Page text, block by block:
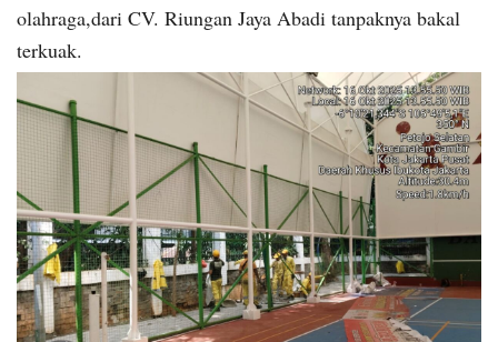
olahraga,dari CV. Riungan Jaya Abadi tanpaknya bakal
terkuak.